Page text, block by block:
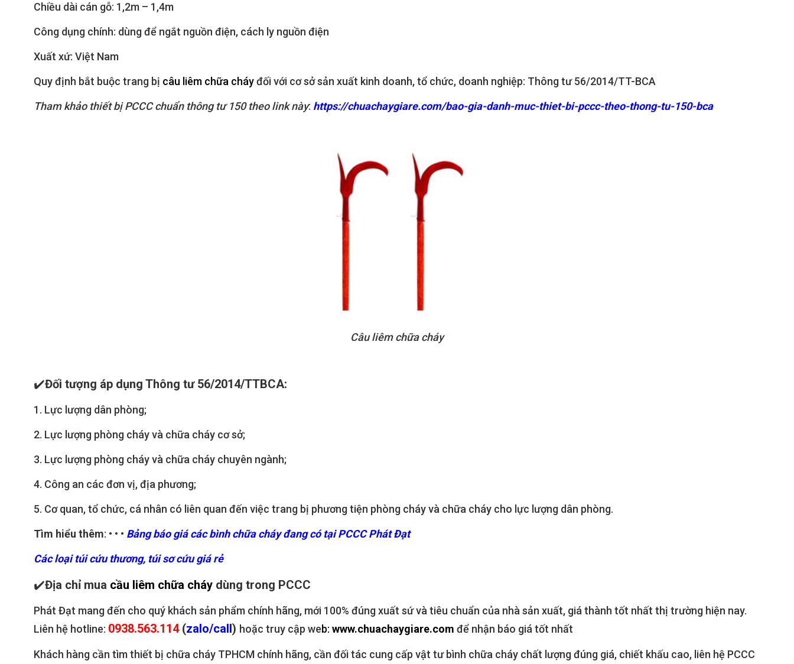
Chiều dài cán gỗ: 1,2m – 1,4m
Công dụng chính: dùng để ngắt nguồn điện, cách ly nguồn điện
Xuất xứ: Việt Nam
Quy định bắt buộc trang bị câu liêm chữa cháyđối với cơ sở sản xuất kinh doanh, tổ chức, doanh nghiệp: Thông tư 56/2014/TT-BCA
Tham khảo thiết bị PCCC chuẩn thông tư 150 theo link này: https://chuachaygiare.com/bao-gia-danh-muc-thiet-bi-pccc-theo-thong-tu-150-bca
Câu liêm chữa cháy
✔️Đối tượng áp dụng Thông tư 56/2014/TTBCA:
1. Lực lượng dân phòng;
2. Lực lượng phòng cháy và chữa cháy cơ sở;
3. Lực lượng phòng cháy và chữa cháy chuyên ngành;
4. Công an các đơn vị, địa phương;
5. Cơ quan, tổ chức, cá nhân có liên quan đến việc trang bị phương tiện phòng cháy và chữa cháy cho lực lượng dân phòng.
Tìm hiểu thêm: • • • Bảng báo giá các bình chữa cháy đang có tại PCCC Phát Đạt
Các loại túi cứu thương, túi sơ cứu giá rẻ
✔️Địa chỉ mua cầu liêm chữa cháy dùng trong PCCC
Phát Đạt mang đến cho quý khách sản phẩm chính hãng, mới 100% đúng xuất sứ và tiêu chuẩn của nhà sản xuất, giá thành tốt nhất thị trường hiện nay.
Liên hệ hotline: 0938.563.114(zalo/call) hoặc truy cập web: www.chuachaygiare.com để nhận báo giá tốt nhất
Khách hàng cần tìm thiết bị chữa cháy TPHCM chính hãng, cần đối tác cung cấp vật tư bình chữa cháy chất lượng đúng giá, chiết khấu cao, liên hệ PCCC